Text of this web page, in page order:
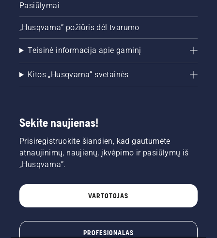
Pasiūlymai
„Husqvarna“ požiūris dėl tvarumo
Teisinė informacija apie gaminį
Kitos „Husqvarna“ svetainės
Sekite naujienas!
Prisiregistruokite šiandien, kad gautumėte
atnaujinimų, naujienų, įkvėpimo ir pasiūlymų iš
„Husqvarna“.
VARTOTOJAS
PROFESIONALAS